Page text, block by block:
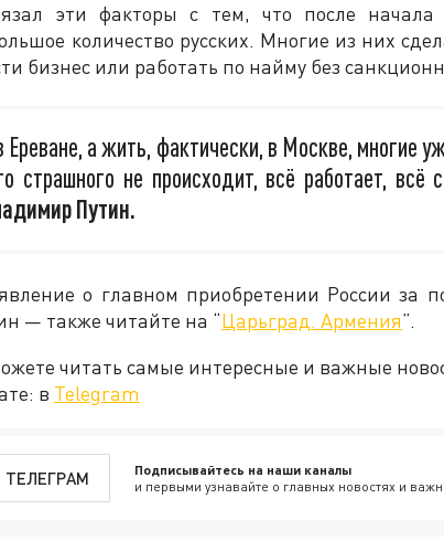
эти факторы с тем, что после начала
количество русских. Многие из них
бизнес или работать по найму без
а жить, фактически, в Москве, многие
страшного не происходит, всё работает, всё
Путин.
о главном приобретении России за
— также читайте на “Царьград. Армения”.
читать самые интересные и важные
в Telegram
ТЕЛЕГРАМ Подписывайтесь на наши каналы
и первыми узнавайте о главных новостях и